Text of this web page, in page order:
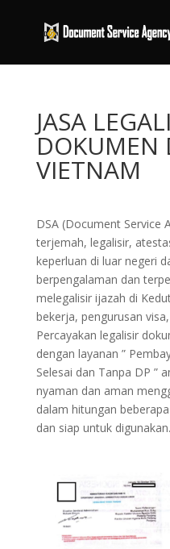
JASA
DOKUMEN
VIETNAM
DSA (Document Service
terjemah, legalisir,
keperluan di luar negeri
berpengalaman dan
melegalisir ijazah di
bekerja, pengurusan
Percayakan legalisir
dengan layanan ”
Selesai dan Tanpa DP ”
nyaman dan aman
dalam hitungan
dan siap untuk digunakan.